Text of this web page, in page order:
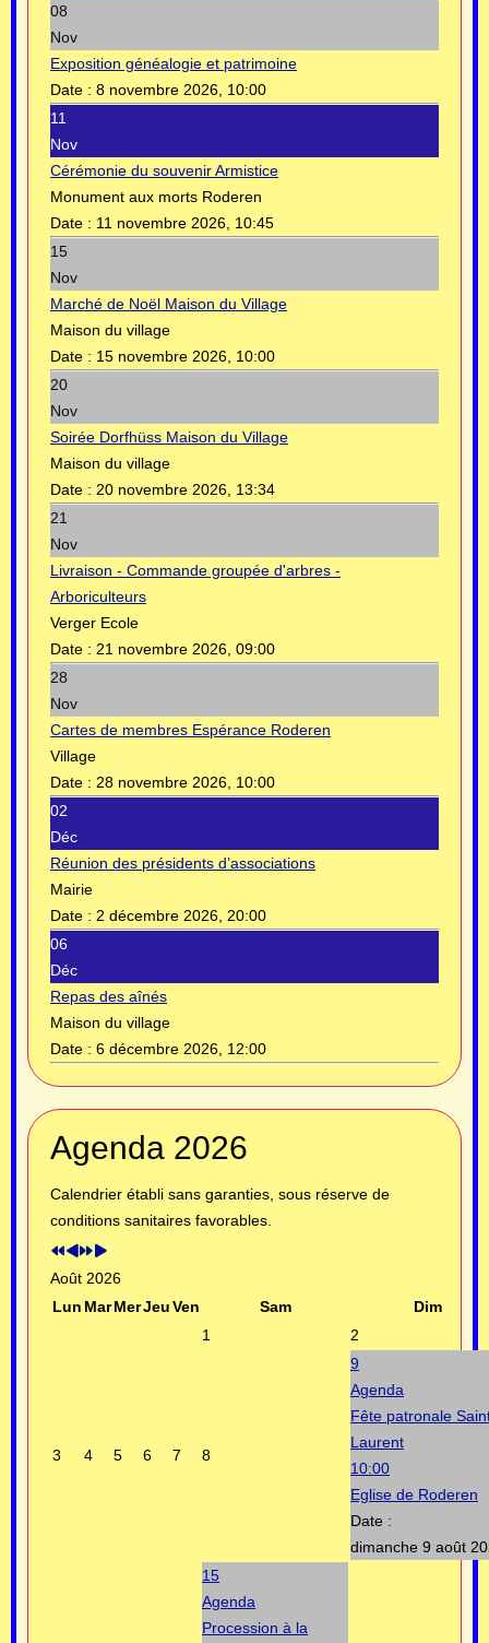
08
Nov
Exposition généalogie et patrimoine
Date : 8 novembre 2026, 10:00
11
Nov
Cérémonie du souvenir Armistice
Monument aux morts Roderen
Date : 11 novembre 2026, 10:45
15
Nov
Marché de Noël Maison du Village
Maison du village
Date : 15 novembre 2026, 10:00
20
Nov
Soirée Dorfhüss Maison du Village
Maison du village
Date : 20 novembre 2026, 13:34
21
Nov
Livraison - Commande groupée d'arbres -
Arboriculteurs
Verger Ecole
Date : 21 novembre 2026, 09:00
28
Nov
Cartes de membres Espérance Roderen
Village
Date : 28 novembre 2026, 10:00
02
Déc
Réunion des présidents d’associations
Mairie
Date : 2 décembre 2026, 20:00
06
Déc
Repas des aînés
Maison du village
Date : 6 décembre 2026, 12:00
Agenda 2026
Calendrier établi sans garanties, sous réserve de
conditions sanitaires favorables.
Année
précédente
précédent
suivante
suivant
Août 2026
Lun MarMerJeuVen Sam
Dim
1
2
3 4 5 6 7 8
9
Agenda
Fête patronale
Laurent
10:00
Eglise de Roderen
Date :
dimanche 9 août
15
Agenda
Procession à la